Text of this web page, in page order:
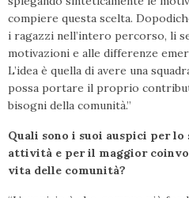
compiere questa scelta.
i ragazzi nell’intero percorso, li
motivazioni e alle differenze
L’idea è quella di avere una
possa portare il proprio
bisogni della comunità.”
Quali sono i suoi auspici per
attività e per il maggior
vita delle comunità?